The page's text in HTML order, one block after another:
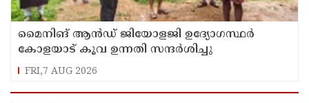
മൈനിങ് ആൻഡ്​ ജിയോളജി ഉദ്യോഗസ്ഥർ
കോളയാട് കൂവ ഉന്നതി സന്ദർശിച്ചു
FRI,7 AUG 2026